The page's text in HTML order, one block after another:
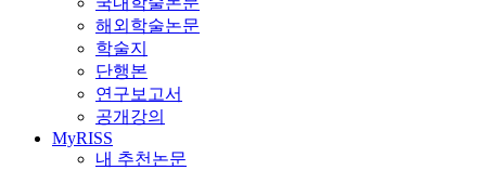
해외학술논문
학술지
단행본
연구보고서
공개강의
MyRISS
내 추천논문